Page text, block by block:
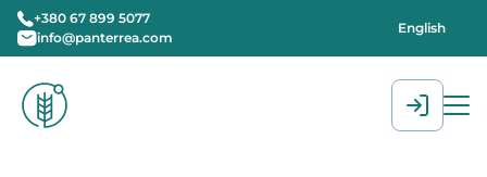
+380 67 899 5077
info@panterrea.com
English